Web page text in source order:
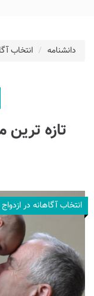
دانشنامه انتخاب
تازه ترین
انتخاب آگاهانه در ازدواج